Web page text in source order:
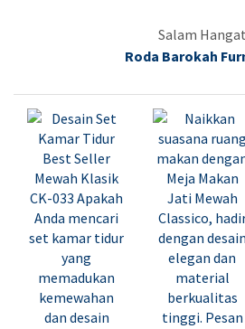
Salam Hangat
Roda Barokah